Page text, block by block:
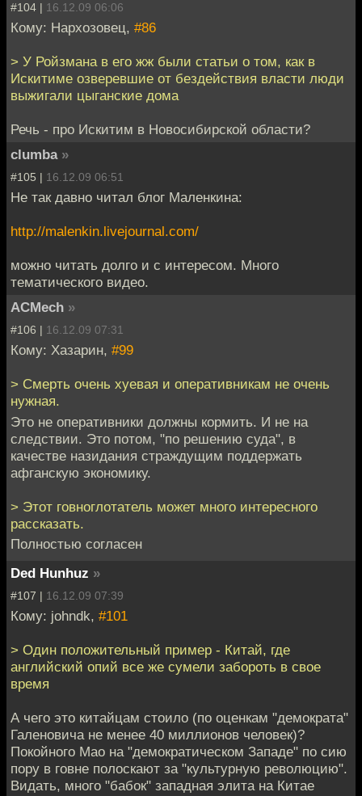
#104 | 16.12.09 06:06
Кому: Нархозовец, #86
> У Ройзмана в его жж были статьи о том, как в
Искитиме озверевшие от бездействия власти люди
выжигали цыганские дома
Речь - про Искитим в Новосибирской области?
clumba »
#105 | 16.12.09 06:51
Не так давно читал блог Маленкина:
http://malenkin.livejournal.com/
можно читать долго и с интересом. Много
тематического видео.
ACMech »
#106 | 16.12.09 07:31
Кому: Хазарин, #99
> Смерть очень хуевая и оперативникам не очень
нужная.
Это не оперативники должны кормить. И не на
следствии. Это потом, "по решению суда", в
качестве назидания страждущим поддержать
афганскую экономику.
> Этот говноглотатель может много интересного
рассказать.
Полностью согласен
Ded Hunhuz »
#107 | 16.12.09 07:39
Кому: johndk, #101
> Один положительный пример - Китай, где
английский опий все же сумели забороть в свое
время
А чего это китайцам стоило (по оценкам "демократа"
Галеновича не менее 40 миллионов человек)?
Покойного Мао на "демократическом Западе" по сию
пору в говне полоскают за "культурную революцию".
Видать, много "бабок" западная элита на Китае